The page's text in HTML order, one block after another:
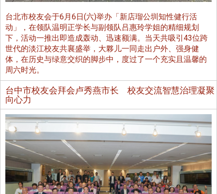
台北市校友会于6月6日(六)举办「新店瑠公圳知性健行活
动」，在领队温明正学长与副领队吕惠玲学姐的精细规划
下，活动一推出即造成轰动、迅速额满。当天共吸引43位跨
世代的淡江校友共襄盛举，大夥儿一同走出户外、强身健
体，在历史与绿意交织的脚步中，度过了一个充实且温馨的
周六时光。
台中市校友会拜会卢秀燕市长 校友交流智慧治理凝聚
向心力